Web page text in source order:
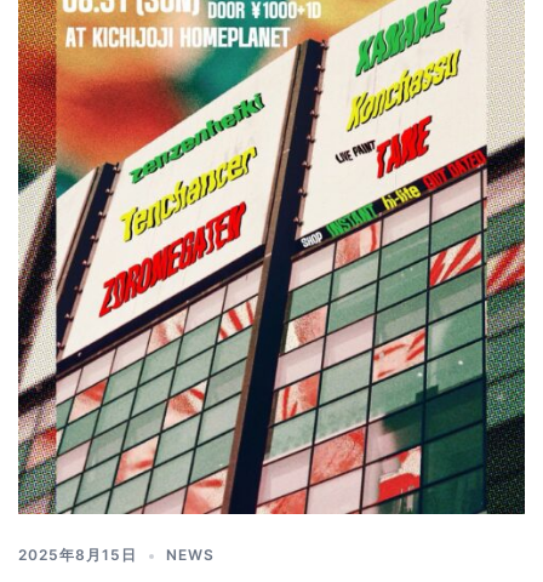
2025年8月15日 NEWS